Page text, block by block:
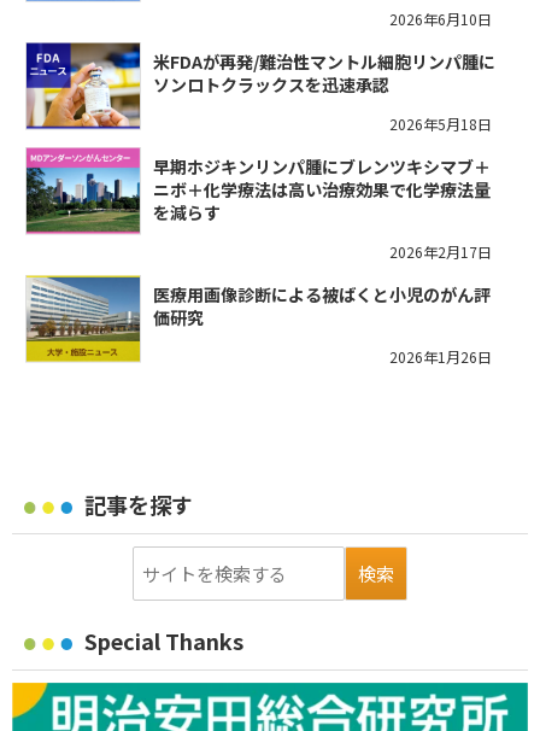
2026年6月10日
米FDAが再発/難治性マントル細胞リンパ腫に
ソンロトクラックスを迅速承認
2026年5月18日
早期ホジキンリンパ腫にブレンツキシマブ＋
ニボ＋化学療法は高い治療効果で化学療法量
を減らす
2026年2月17日
医療用画像診断による被ばくと小児のがん評
価研究
2026年1月26日
記事を探す
Special Thanks